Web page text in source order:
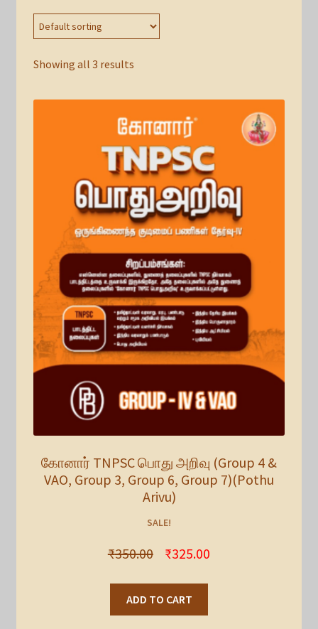
Showing all 3 results
கோனார் TNPSC பொது அறிவு (Group 4 &
VAO, Group 3, Group 6, Group 7)(Pothu
Arivu)
SALE!
₹350.00 ₹325.00
ADD TO CART